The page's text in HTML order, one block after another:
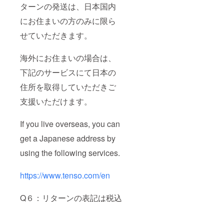
ターンの発送は、日本国内
にお住まいの方のみに限ら
せていただきます。
海外にお住まいの場合は、
下記のサービスにて日本の
住所を取得していただきご
支援いただけます。
If you live overseas, you can
get a Japanese address by
using the following services.
https://www.tenso.com/en
Q６：リターンの表記は税込